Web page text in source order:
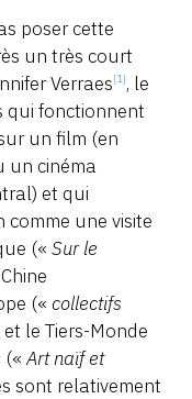
poser cette
un très court
Verraes[1], le
qui fonctionnent
un film (en
un cinéma
et qui
une visite
(« Sur le
(« collectifs
et le Tiers-Monde
(«Art naïf et
sont relativement